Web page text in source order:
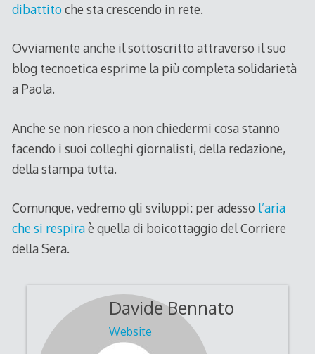
dibattitoche sta crescendo in rete.
Ovviamente anche il sottoscritto attraverso il suo
blog tecnoetica esprime la più completa solidarietà
a Paola.
Anche se non riesco a non chiedermi cosa stanno
facendo i suoi colleghi giornalisti, della redazione,
della stampa tutta.
Comunque, vedremo gli sviluppi: per adesso l’aria
che si respiraè quella di boicottaggio del Corriere
della Sera.
Davide Bennato
Website